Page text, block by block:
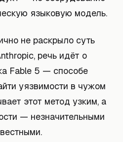
языковую модель.
не раскрыло суть
речь идёт о
Fable 5 — способе
уязвимости в чужом
этот метод узким, а
— незначительными